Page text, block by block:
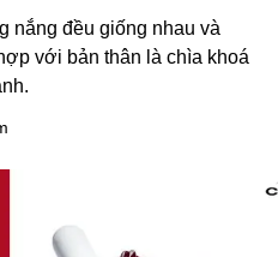
nắng đều giống nhau và
với bản thân là chìa khoá